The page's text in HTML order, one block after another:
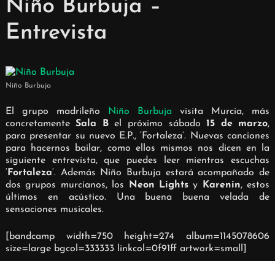
Niño Burbuja –
Entrevista
Niño Burbuja
El grupo madrileño Niño Burbuja visita Murcia, más
concretamenteSala Bel próximo sábado15 de marzo,
para presentar su nuevo E.P., ‘Fortaleza’. Nuevas canciones
para hacernos bailar, como ellos mismos nos dicen en la
siguiente entrevista, que puedes leer mientras escuchas
‘ Fortaleza‘. Además Niño Burbuja estará acompañado de
dos grupos murcianos, los
Neon Lightsy Karenin, estos
últimos en acústico. Una buena buena velada de
sensaciones musicales.
[bandcamp width=750 height=274 album=1145078606
size=large bgcol=333333 linkcol=0f91ff artwork=small]